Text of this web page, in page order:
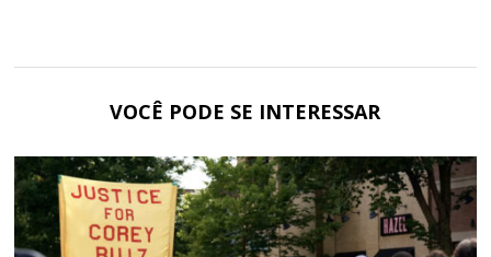
VOCÊ PODE SE INTERESSAR